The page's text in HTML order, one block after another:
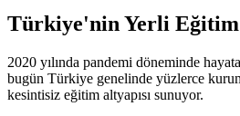
Türkiye'nin Yerli
2020 yılında pandemi döneminde
bugün Türkiye genelinde yüzlerce
kesintisiz eğitim altyapısı sunuyor.